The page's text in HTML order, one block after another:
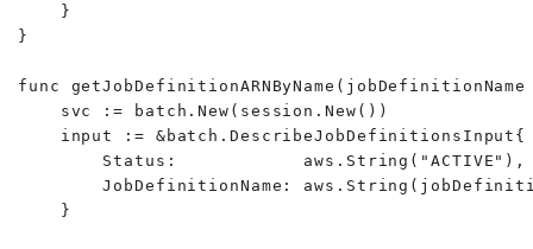
    }
}
func
    svc := batch.New(session.New())
    input := &batch.DescribeJobDefinitionsInput{
        Status:            aws.String("ACTIVE"),
JobDefinitionName:
    }